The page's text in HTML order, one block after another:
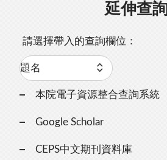
延伸查詢
請選擇帶入的查詢欄位：
本院電子資源整合查詢系統
Google Scholar
CEPS中文期刊資料庫